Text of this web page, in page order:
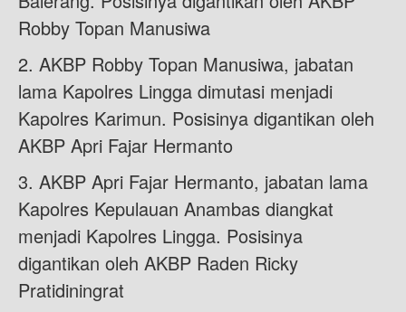
Robby Topan Manusiwa
2. AKBP Robby Topan Manusiwa, jabatan
lama Kapolres Lingga dimutasi menjadi
Kapolres Karimun. Posisinya digantikan oleh
AKBP Apri Fajar Hermanto
3. AKBP Apri Fajar Hermanto, jabatan lama
Kapolres Kepulauan Anambas diangkat
menjadi Kapolres Lingga. Posisinya
digantikan oleh AKBP Raden Ricky
Pratidiningrat